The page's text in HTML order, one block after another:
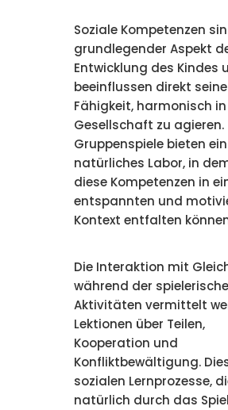
Soziale Kompetenzen
grundlegender Aspekt
Entwicklung des Kindes
beeinflussen direkt seine
Fähigkeit, harmonisch
Gesellschaft zu agieren.
Gruppenspiele bieten ein
natürliches Labor, in
diese Kompetenzen in
entspannten und
Kontext entfalten
Die Interaktion mit
während der
Aktivitäten vermittelt
Lektionen über Teilen,
Kooperation und
Konfliktbewältigung.
sozialen Lernprozesse,
natürlich durch das Spiel